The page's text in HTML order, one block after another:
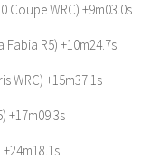
Coupe WRC) +9m03.0s
R5) +10m24.7s
WRC) +15m37.1s
+17m09.3s